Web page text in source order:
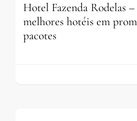
Hotel Fazenda Rodelas
melhores hotéis em
pacotes